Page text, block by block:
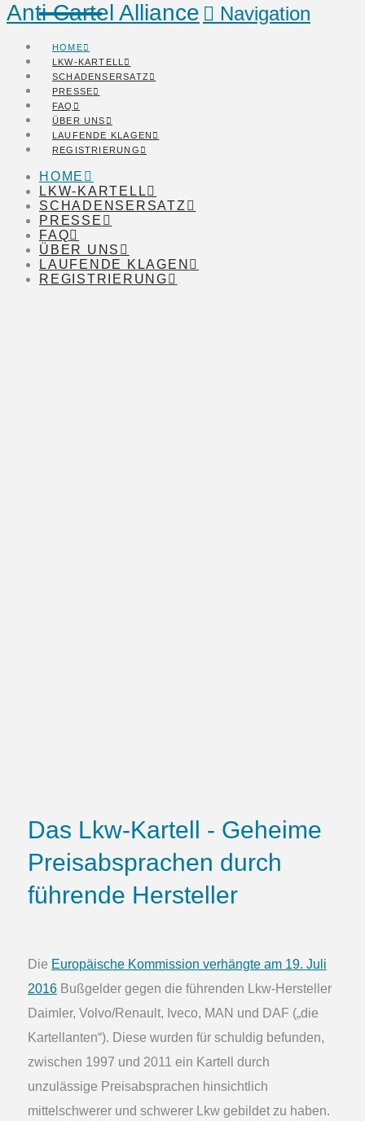
Anti Cartel Alliance Navigation
HOME
LKW-KARTELL
SCHADENSERSATZ
PRESSE
FAQ
ÜBER UNS
LAUFENDE KLAGEN
REGISTRIERUNG
HOME
LKW-KARTELL
SCHADENSERSATZ
PRESSE
FAQ
ÜBER UNS
LAUFENDE KLAGEN
REGISTRIERUNG
Das Lkw-Kartell - Geheime
Preisabsprachen durch
führende Hersteller
Die Europäische Kommission verhängte am 19. Juli
2016Bußgelder gegen die führenden Lkw-Hersteller
Daimler, Volvo/Renault, Iveco, MAN und DAF („die
Kartellanten“). Diese wurden für schuldig befunden,
zwischen 1997 und 2011 ein Kartell durch
unzulässige Preisabsprachen hinsichtlich
mittelschwerer und schwerer Lkw gebildet zu haben.